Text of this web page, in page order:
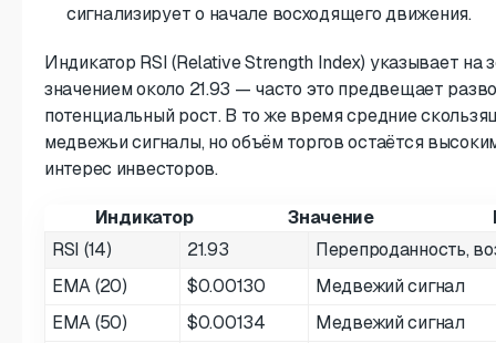
сигнализирует о начале восходящего движения.
Индикатор RSI (Relative Strength Index) указывает на
значением около 21.93 — часто это предвещает
потенциальный рост. В то же время средние
медвежьи сигналы, но объём торгов остаётся
интерес инвесторов.
Индикатор Значение
RSI (14)
21.93
Перепроданность,
EMA (20)
$0.00130
Медвежий сигнал
EMA (50)
$0.00134
Медвежий сигнал